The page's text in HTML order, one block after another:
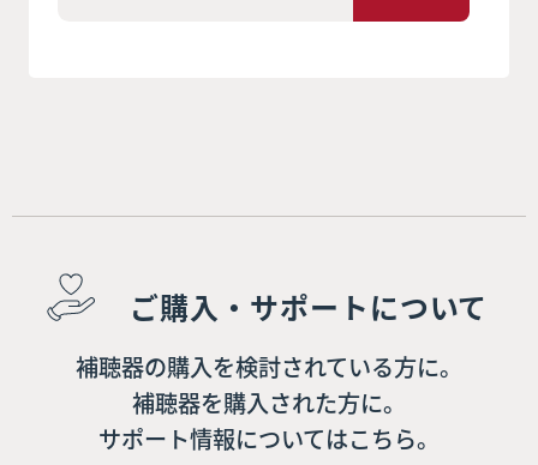
ご購入・サポートについて
補聴器の購入を検討されている方に。
補聴器を購入された方に。
サポート情報についてはこちら。